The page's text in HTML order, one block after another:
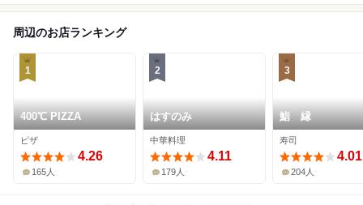
周辺のお店ランキング
1
400℃ PIZZA
ピザ
4.26
165人
2
はすのみ
中華料理
4.11
179人
3
鮨 縁
寿司
4.01
204人